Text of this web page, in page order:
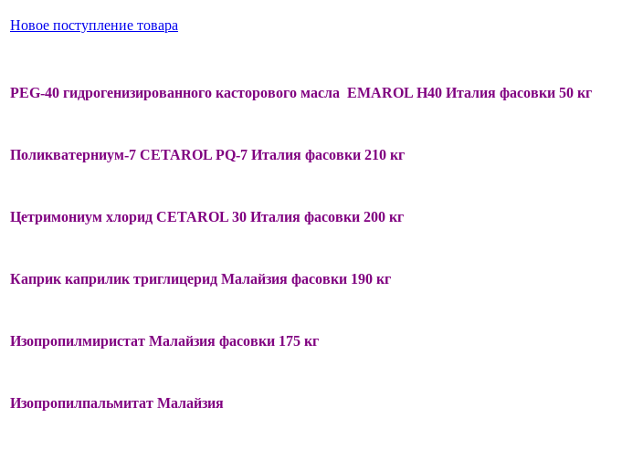
Новое поступление товара
PEG-40 гидрогенизированного касторового масла EMAROL H40 Италия фасовки 50 кг
Поликватерниум-7 CETAROL PQ-7 Италия фасовки 210 кг
Цетримониум хлорид CETAROL 30 Италия фасовки 200 кг
Каприк каприлик триглицерид Малайзия фасовки 190 кг
Изопропилмиристат Малайзия фасовки 175 кг
Изопропилпальмитат Малайзия